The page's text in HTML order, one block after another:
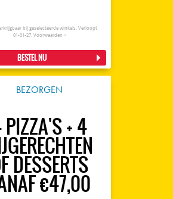
bij geselecteerde winkels. Verloopt
01-01-27. Voorwaarden >
BESTEL NU
BEZORGEN
+ 4
DESSERTS
€47,00